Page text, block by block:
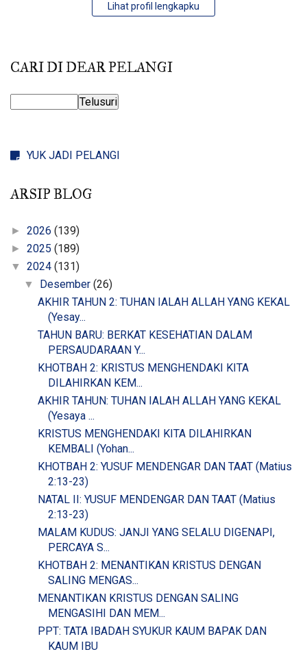
Lihat profil lengkapku
CARI DI DEAR PELANGI
YUK JADI PELANGI
ARSIP BLOG
► 2026 (139)
► 2025 (189)
▼ 2024 (131)
▼ Desember(26)
AKHIR TAHUN 2: TUHAN IALAH ALLAH YANG KEKAL
(Yesay...
TAHUN BARU: BERKAT KESEHATIAN DALAM
PERSAUDARAAN Y...
KHOTBAH 2: KRISTUS MENGHENDAKI KITA
DILAHIRKAN KEM...
AKHIR TAHUN: TUHAN IALAH ALLAH YANG KEKAL
(Yesaya ...
KRISTUS MENGHENDAKI KITA DILAHIRKAN
KEMBALI (Yohan...
KHOTBAH 2: YUSUF MENDENGAR DAN TAAT (Matius
2:13-23)
NATAL II: YUSUF MENDENGAR DAN TAAT (Matius
2:13-23)
MALAM KUDUS: JANJI YANG SELALU DIGENAPI,
PERCAYA S...
KHOTBAH 2: MENANTIKAN KRISTUS DENGAN
SALING MENGAS...
MENANTIKAN KRISTUS DENGAN SALING
MENGASIHI DAN MEM...
PPT: TATA IBADAH SYUKUR KAUM BAPAK DAN
KAUM IBU